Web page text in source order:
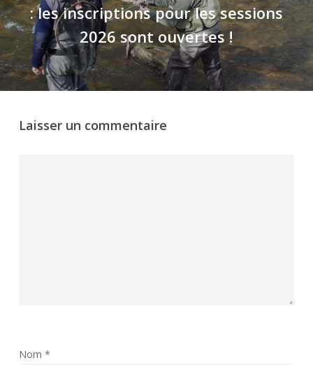
: les inscriptions pour les sessions
2026 sont ouvertes !
Laisser un commentaire
Nom *